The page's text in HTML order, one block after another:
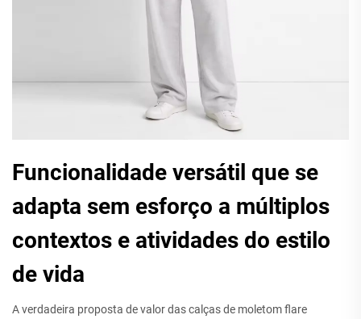
Funcionalidade versátil que se
adapta sem esforço a múltiplos
contextos e atividades do estilo
de vida
A verdadeira proposta de valor das calças de moletom flare